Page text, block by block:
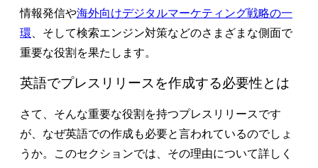
情報発信や海外向けデジタルマーケティング戦略の一
環 、そして検索エンジン対策などのさまざまな側面で
重要な役割を果たします。
英語でプレスリリースを作成する必要性とは
さて、そんな重要な役割を持つプレスリリースです
が、なぜ英語での作成も必要と言われているのでしょ
うか。このセクションでは、その理由について詳しく